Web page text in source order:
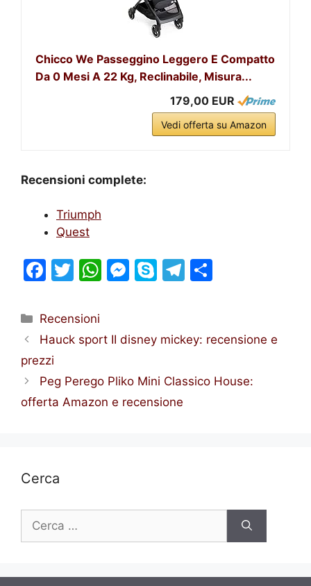
Chicco We Passeggino Leggero E Compatto
Da 0 Mesi A 22 Kg, Reclinabile, Misura...
179,00 EUR
Vedi offerta su Amazon
Recensioni complete:
Triumph
Quest
F
c
e
b
o
o
T
itt
er
W
s
p
p
M
s
n
g
S
p
T
gr
m
e
Categorie
Recensioni
Hauck sport II disney mickey: recensione e
prezzi
Peg Perego Pliko Mini Classico House:
offerta Amazon e recensione
Cerca
per: